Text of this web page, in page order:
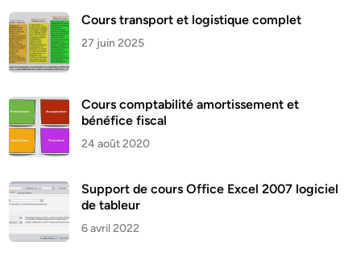
Cours transport et logistique complet
27 juin 2025
Cours comptabilité amortissement et
bénéfice fiscal
24 août 2020
Support de cours Office Excel 2007 logiciel
de tableur
6 avril 2022